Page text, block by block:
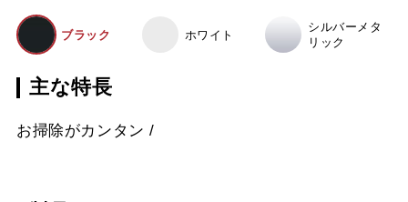
ブラック ホワイト
シルバーメタ
リック
主な特長
お掃除がカンタン